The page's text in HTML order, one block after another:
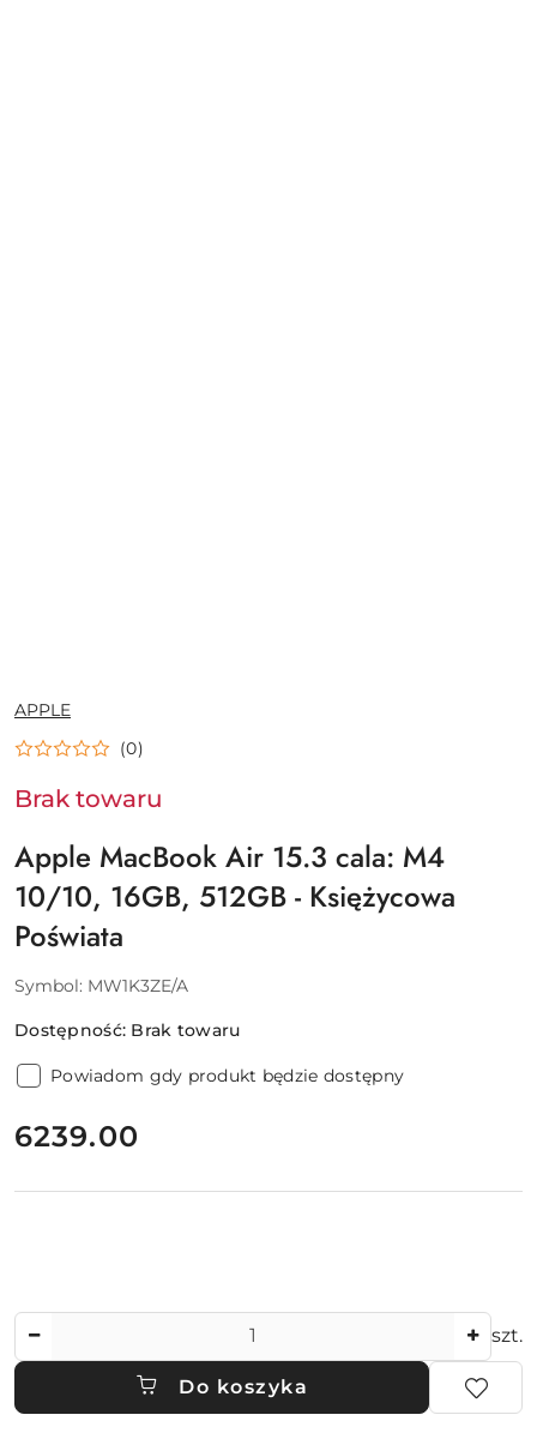
NAZWA
PRODUCENTA:
APPLE
(0)
Brak towaru
Apple MacBook Air 15.3 cala: M4
10/10, 16GB, 512GB - Księżycowa
Poświata
Symbol: MW1K3ZE/A
Dostępność: Brak towaru
Powiadom gdy produkt będzie dostępny
cena:
6239.00
szt.
Do koszyka